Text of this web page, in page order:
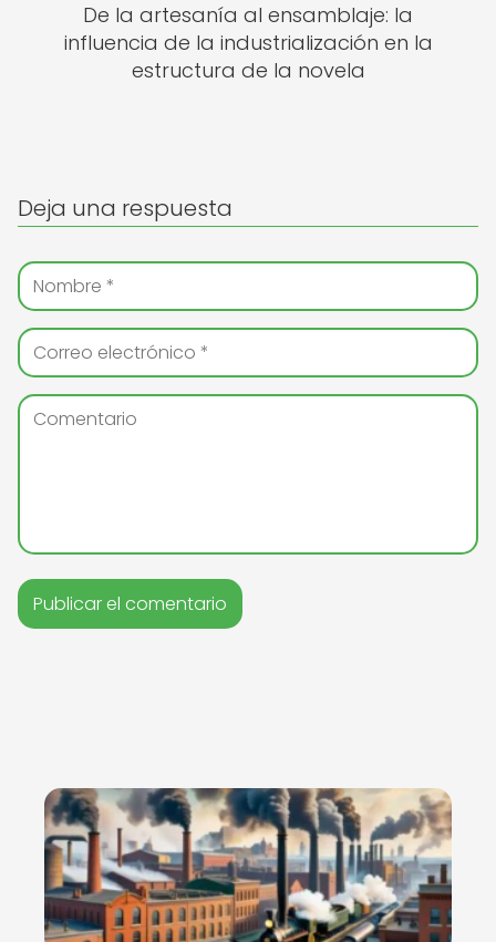
De la artesanía al ensamblaje: la
influencia de la industrialización en la
estructura de la novela
Deja una respuesta